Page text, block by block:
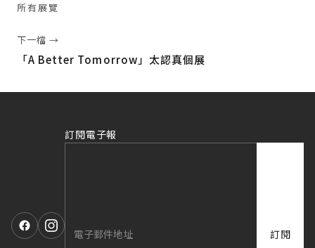
所有展覽
下一檔 →
「A Better Tomorrow」太認真個展
訂閱電子報
訂閱